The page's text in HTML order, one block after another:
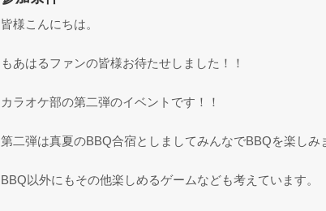
皆様こんにちは。
もあはるファンの皆様お待たせしました！！
カラオケ部の第二弾のイベントです！！
第二弾は真夏のBBQ合宿としましてみんなでBBQを楽しみ
BBQ以外にもその他楽しめるゲームなども考えています。